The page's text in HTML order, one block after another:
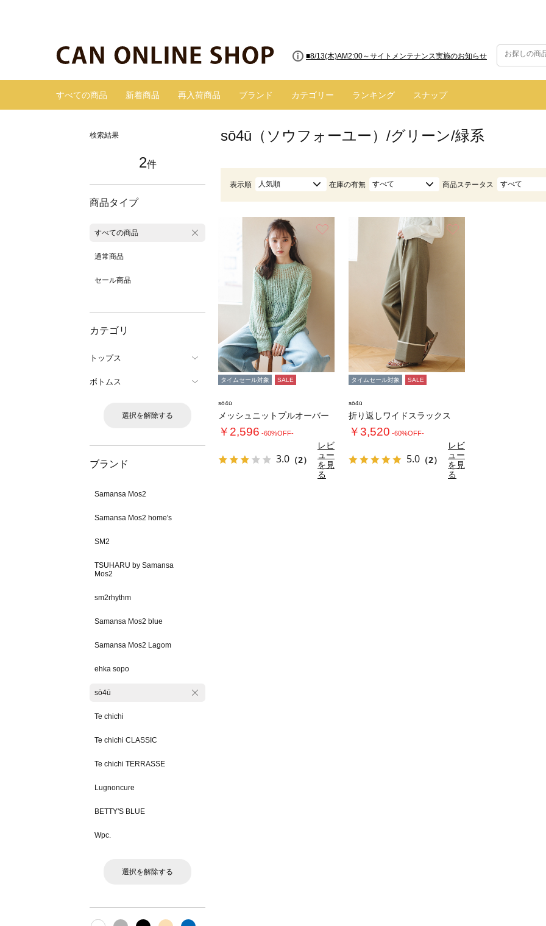
■8/13(木)AM2:00～サイトメンテナンス実施のお知らせ
すべての商品 新着商品 再入荷商品 ブランド カテゴリー ランキング スナップ
検索結果
2件
商品タイプ
すべての商品
通常商品
セール商品
カテゴリ
トップス
ボトムス
選択を解除する
ブランド
Samansa Mos2
Samansa Mos2 home's
SM2
TSUHARU by Samansa
Mos2
sm2rhythm
Samansa Mos2 blue
Samansa Mos2 Lagom
ehka sopo
sō4ū
Te chichi
Te chichi CLASSIC
Te chichi TERRASSE
Lugnoncure
BETTY'S BLUE
Wpc.
選択を解除する
sō4ū（ソウフォーユー）/グリーン/緑系
表示順 人気順 在庫の有無 すべて 商品ステータス すべて
タイムセール対象 SALE
sō4ū
メッシュニットプルオーバー
￥2,596 -60%OFF-
3.0 （2）
レビ
ュー
を見
る
タイムセール対象 SALE
sō4ū
折り返しワイドスラックス
￥3,520 -60%OFF-
5.0 （2）
レビ
ュー
を見
る